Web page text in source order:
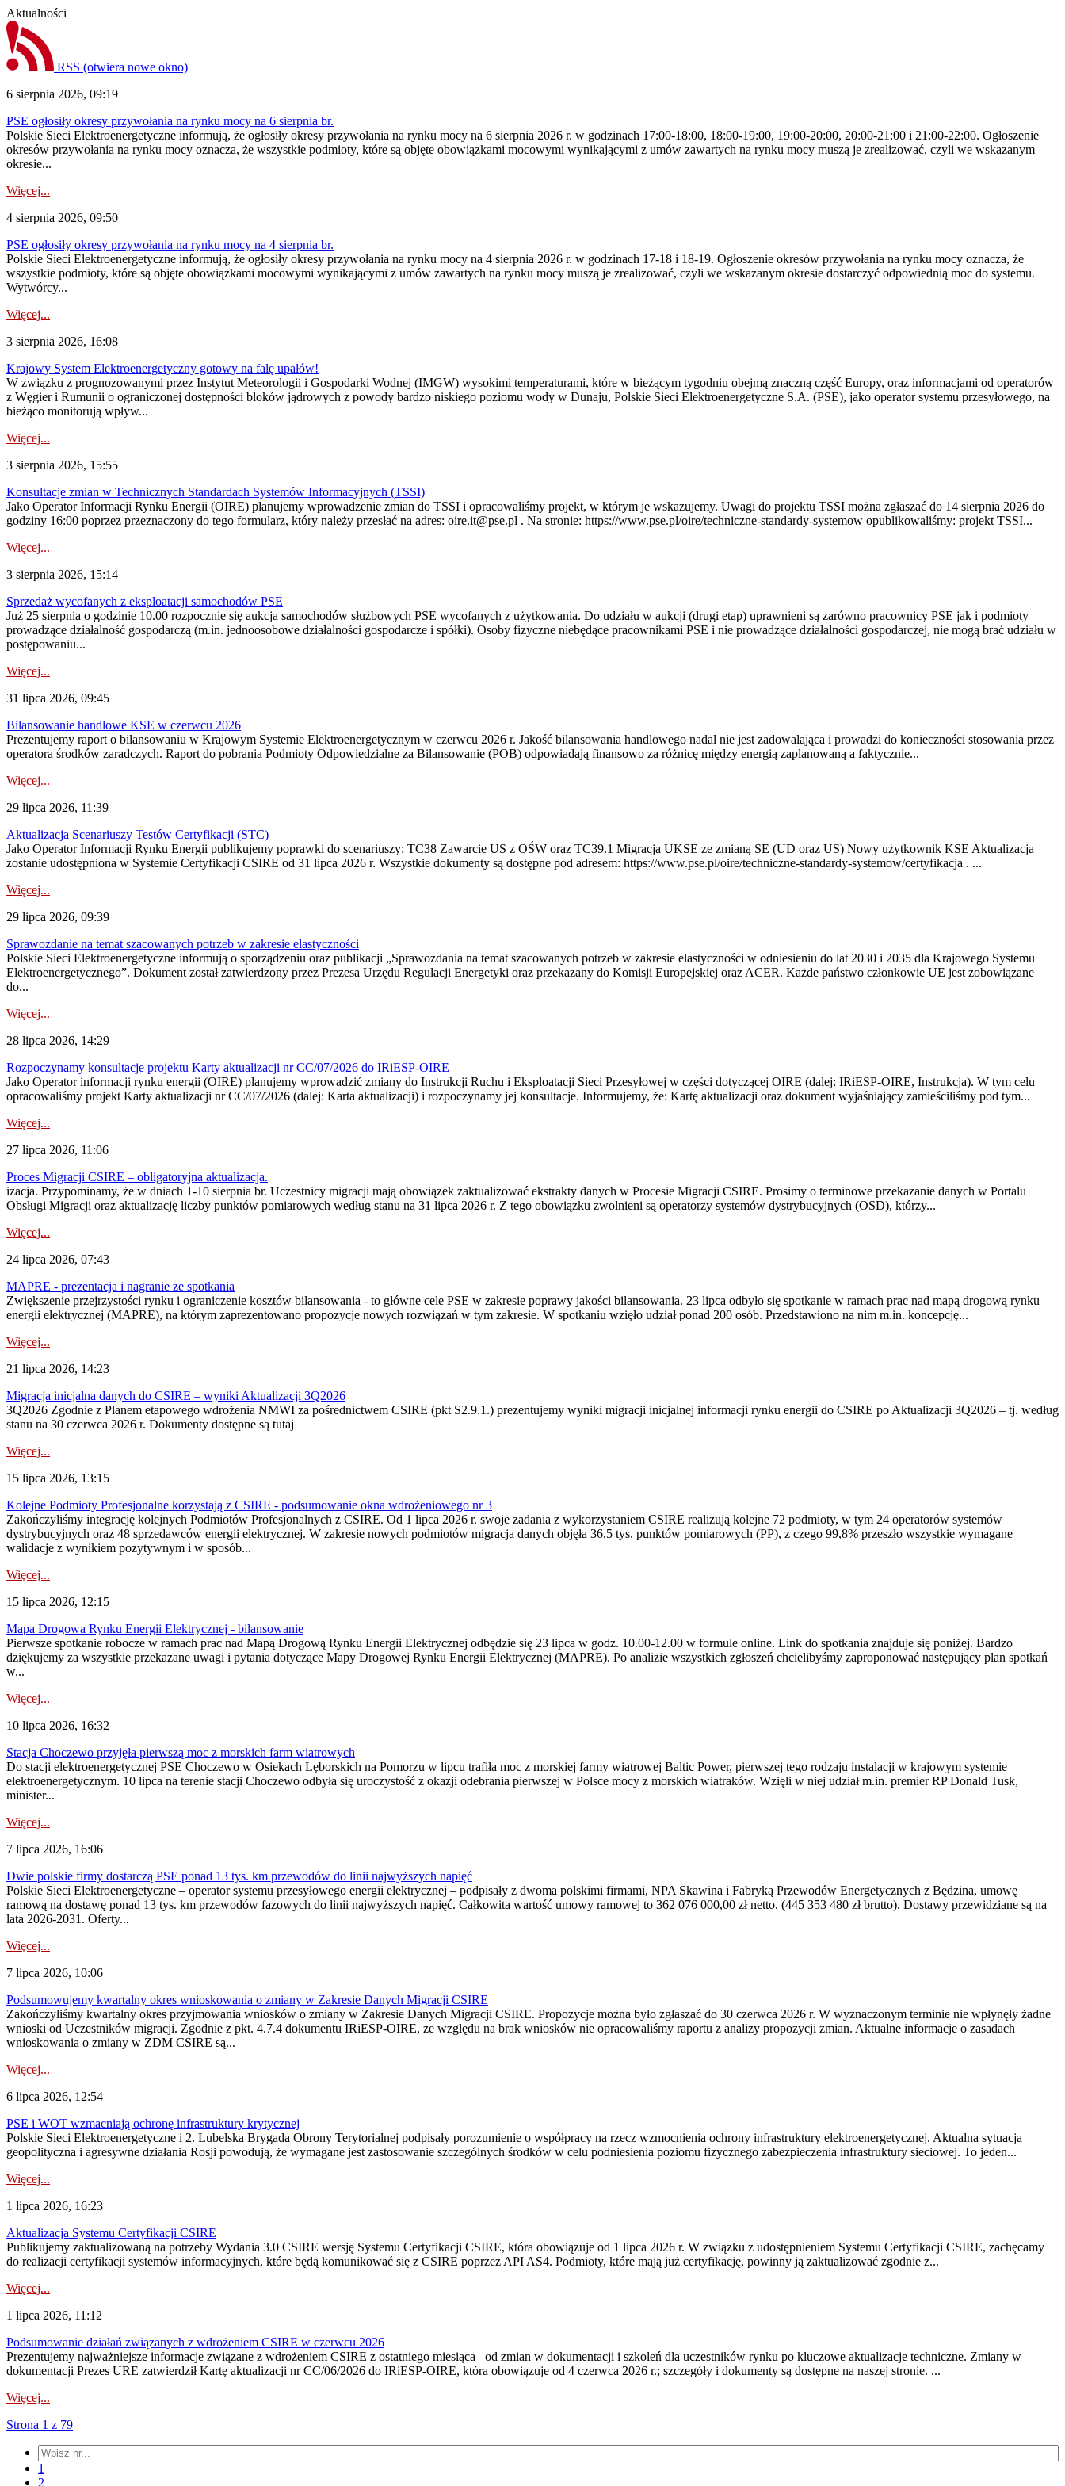
Aktualności
RSS (otwiera nowe okno)
6 sierpnia 2026, 09:19
PSE ogłosiły okresy przywołania na rynku mocy na 6 sierpnia br.
Polskie Sieci Elektroenergetyczne informują, że ogłosiły okresy przywołania na rynku mocy na 6 sierpnia 2026 r. w godzinach 17:00-18:00, 18:00-19:00, 19:00-20:00, 20:00-21:00 i 21:00-22:00. Ogłoszenie
okresów przywołania na rynku mocy oznacza, że wszystkie podmioty, które są objęte obowiązkami mocowymi wynikającymi z umów zawartych na rynku mocy muszą je zrealizować, czyli we wskazanym
okresie...
Więcej...
4 sierpnia 2026, 09:50
PSE ogłosiły okresy przywołania na rynku mocy na 4 sierpnia br.
Polskie Sieci Elektroenergetyczne informują, że ogłosiły okresy przywołania na rynku mocy na 4 sierpnia 2026 r. w godzinach 17-18 i 18-19. Ogłoszenie okresów przywołania na rynku mocy oznacza, że
wszystkie podmioty, które są objęte obowiązkami mocowymi wynikającymi z umów zawartych na rynku mocy muszą je zrealizować, czyli we wskazanym okresie dostarczyć odpowiednią moc do systemu.
Wytwórcy...
Więcej...
3 sierpnia 2026, 16:08
Krajowy System Elektroenergetyczny gotowy na falę upałów!
W związku z prognozowanymi przez Instytut Meteorologii i Gospodarki Wodnej (IMGW) wysokimi temperaturami, które w bieżącym tygodniu obejmą znaczną część Europy, oraz informacjami od operatorów
z Węgier i Rumunii o ograniczonej dostępności bloków jądrowych z powody bardzo niskiego poziomu wody w Dunaju, Polskie Sieci Elektroenergetyczne S.A. (PSE), jako operator systemu przesyłowego, na
bieżąco monitorują wpływ...
Więcej...
3 sierpnia 2026, 15:55
Konsultacje zmian w Technicznych Standardach Systemów Informacyjnych (TSSI)
Jako Operator Informacji Rynku Energii (OIRE) planujemy wprowadzenie zmian do TSSI i opracowaliśmy projekt, w którym je wskazujemy. Uwagi do projektu TSSI można zgłaszać do 14 sierpnia 2026 do
godziny 16:00 poprzez przeznaczony do tego formularz, który należy przesłać na adres: oire.it@pse.pl . Na stronie: https://www.pse.pl/oire/techniczne-standardy-systemow opublikowaliśmy: projekt TSSI...
Więcej...
3 sierpnia 2026, 15:14
Sprzedaż wycofanych z eksploatacji samochodów PSE
Już 25 sierpnia o godzinie 10.00 rozpocznie się aukcja samochodów służbowych PSE wycofanych z użytkowania. Do udziału w aukcji (drugi etap) uprawnieni są zarówno pracownicy PSE jak i podmioty
prowadzące działalność gospodarczą (m.in. jednoosobowe działalności gospodarcze i spółki). Osoby fizyczne niebędące pracownikami PSE i nie prowadzące działalności gospodarczej, nie mogą brać udziału w
postępowaniu...
Więcej...
31 lipca 2026, 09:45
Bilansowanie handlowe KSE w czerwcu 2026
Prezentujemy raport o bilansowaniu w Krajowym Systemie Elektroenergetycznym w czerwcu 2026 r. Jakość bilansowania handlowego nadal nie jest zadowalająca i prowadzi do konieczności stosowania przez
operatora środków zaradczych. Raport do pobrania Podmioty Odpowiedzialne za Bilansowanie (POB) odpowiadają finansowo za różnicę między energią zaplanowaną a faktycznie...
Więcej...
29 lipca 2026, 11:39
Aktualizacja Scenariuszy Testów Certyfikacji (STC)
Jako Operator Informacji Rynku Energii publikujemy poprawki do scenariuszy: TC38 Zawarcie US z OŚW oraz TC39.1 Migracja UKSE ze zmianą SE (UD oraz US) Nowy użytkownik KSE Aktualizacja
zostanie udostępniona w Systemie Certyfikacji CSIRE od 31 lipca 2026 r. Wszystkie dokumenty są dostępne pod adresem: https://www.pse.pl/oire/techniczne-standardy-systemow/certyfikacja . ...
Więcej...
29 lipca 2026, 09:39
Sprawozdanie na temat szacowanych potrzeb w zakresie elastyczności
Polskie Sieci Elektroenergetyczne informują o sporządzeniu oraz publikacji „Sprawozdania na temat szacowanych potrzeb w zakresie elastyczności w odniesieniu do lat 2030 i 2035 dla Krajowego Systemu
Elektroenergetycznego”. Dokument został zatwierdzony przez Prezesa Urzędu Regulacji Energetyki oraz przekazany do Komisji Europejskiej oraz ACER. Każde państwo członkowie UE jest zobowiązane
do...
Więcej...
28 lipca 2026, 14:29
Rozpoczynamy konsultacje projektu Karty aktualizacji nr CC/07/2026 do IRiESP-OIRE
Jako Operator informacji rynku energii (OIRE) planujemy wprowadzić zmiany do Instrukcji Ruchu i Eksploatacji Sieci Przesyłowej w części dotyczącej OIRE (dalej: IRiESP-OIRE, Instrukcja). W tym celu
opracowaliśmy projekt Karty aktualizacji nr CC/07/2026 (dalej: Karta aktualizacji) i rozpoczynamy jej konsultacje. Informujemy, że: Kartę aktualizacji oraz dokument wyjaśniający zamieściliśmy pod tym...
Więcej...
27 lipca 2026, 11:06
Proces Migracji CSIRE – obligatoryjna aktualizacja.
izacja. Przypominamy, że w dniach 1-10 sierpnia br. Uczestnicy migracji mają obowiązek zaktualizować ekstrakty danych w Procesie Migracji CSIRE. Prosimy o terminowe przekazanie danych w Portalu
Obsługi Migracji oraz aktualizację liczby punktów pomiarowych według stanu na 31 lipca 2026 r. Z tego obowiązku zwolnieni są operatorzy systemów dystrybucyjnych (OSD), którzy...
Więcej...
24 lipca 2026, 07:43
MAPRE - prezentacja i nagranie ze spotkania
Zwiększenie przejrzystości rynku i ograniczenie kosztów bilansowania - to główne cele PSE w zakresie poprawy jakości bilansowania. 23 lipca odbyło się spotkanie w ramach prac nad mapą drogową rynku
energii elektrycznej (MAPRE), na którym zaprezentowano propozycje nowych rozwiązań w tym zakresie. W spotkaniu wzięło udział ponad 200 osób. Przedstawiono na nim m.in. koncepcję...
Więcej...
21 lipca 2026, 14:23
Migracja inicjalna danych do CSIRE – wyniki Aktualizacji 3Q2026
3Q2026 Zgodnie z Planem etapowego wdrożenia NMWI za pośrednictwem CSIRE (pkt S2.9.1.) prezentujemy wyniki migracji inicjalnej informacji rynku energii do CSIRE po Aktualizacji 3Q2026 – tj. według
stanu na 30 czerwca 2026 r. Dokumenty dostępne są tutaj
Więcej...
15 lipca 2026, 13:15
Kolejne Podmioty Profesjonalne korzystają z CSIRE - podsumowanie okna wdrożeniowego nr 3
Zakończyliśmy integrację kolejnych Podmiotów Profesjonalnych z CSIRE. Od 1 lipca 2026 r. swoje zadania z wykorzystaniem CSIRE realizują kolejne 72 podmioty, w tym 24 operatorów systemów
dystrybucyjnych oraz 48 sprzedawców energii elektrycznej. W zakresie nowych podmiotów migracja danych objęła 36,5 tys. punktów pomiarowych (PP), z czego 99,8% przeszło wszystkie wymagane
walidacje z wynikiem pozytywnym i w sposób...
Więcej...
15 lipca 2026, 12:15
Mapa Drogowa Rynku Energii Elektrycznej - bilansowanie
Pierwsze spotkanie robocze w ramach prac nad Mapą Drogową Rynku Energii Elektrycznej odbędzie się 23 lipca w godz. 10.00-12.00 w formule online. Link do spotkania znajduje się poniżej. Bardzo
dziękujemy za wszystkie przekazane uwagi i pytania dotyczące Mapy Drogowej Rynku Energii Elektrycznej (MAPRE). Po analizie wszystkich zgłoszeń chcielibyśmy zaproponować następujący plan spotkań
w...
Więcej...
10 lipca 2026, 16:32
Stacja Choczewo przyjęła pierwszą moc z morskich farm wiatrowych
Do stacji elektroenergetycznej PSE Choczewo w Osiekach Lęborskich na Pomorzu w lipcu trafiła moc z morskiej farmy wiatrowej Baltic Power, pierwszej tego rodzaju instalacji w krajowym systemie
elektroenergetycznym. 10 lipca na terenie stacji Choczewo odbyła się uroczystość z okazji odebrania pierwszej w Polsce mocy z morskich wiatraków. Wzięli w niej udział m.in. premier RP Donald Tusk,
minister...
Więcej...
7 lipca 2026, 16:06
Dwie polskie firmy dostarczą PSE ponad 13 tys. km przewodów do linii najwyższych napięć
Polskie Sieci Elektroenergetyczne – operator systemu przesyłowego energii elektrycznej – podpisały z dwoma polskimi firmami, NPA Skawina i Fabryką Przewodów Energetycznych z Będzina, umowę
ramową na dostawę ponad 13 tys. km przewodów fazowych do linii najwyższych napięć. Całkowita wartość umowy ramowej to 362 076 000,00 zł netto. (445 353 480 zł brutto). Dostawy przewidziane są na
lata 2026-2031. Oferty...
Więcej...
7 lipca 2026, 10:06
Podsumowujemy kwartalny okres wnioskowania o zmiany w Zakresie Danych Migracji CSIRE
Zakończyliśmy kwartalny okres przyjmowania wniosków o zmiany w Zakresie Danych Migracji CSIRE. Propozycje można było zgłaszać do 30 czerwca 2026 r. W wyznaczonym terminie nie wpłynęły żadne
wnioski od Uczestników migracji. Zgodnie z pkt. 4.7.4 dokumentu IRiESP-OIRE, ze względu na brak wniosków nie opracowaliśmy raportu z analizy propozycji zmian. Aktualne informacje o zasadach
wnioskowania o zmiany w ZDM CSIRE są...
Więcej...
6 lipca 2026, 12:54
PSE i WOT wzmacniają ochronę infrastruktury krytycznej
Polskie Sieci Elektroenergetyczne i 2. Lubelska Brygada Obrony Terytorialnej podpisały porozumienie o współpracy na rzecz wzmocnienia ochrony infrastruktury elektroenergetycznej. Aktualna sytuacja
geopolityczna i agresywne działania Rosji powodują, że wymagane jest zastosowanie szczególnych środków w celu podniesienia poziomu fizycznego zabezpieczenia infrastruktury sieciowej. To jeden...
Więcej...
1 lipca 2026, 16:23
Aktualizacja Systemu Certyfikacji CSIRE
Publikujemy zaktualizowaną na potrzeby Wydania 3.0 CSIRE wersję Systemu Certyfikacji CSIRE, która obowiązuje od 1 lipca 2026 r. W związku z udostępnieniem Systemu Certyfikacji CSIRE, zachęcamy
do realizacji certyfikacji systemów informacyjnych, które będą komunikować się z CSIRE poprzez API AS4. Podmioty, które mają już certyfikację, powinny ją zaktualizować zgodnie z...
Więcej...
1 lipca 2026, 11:12
Podsumowanie działań związanych z wdrożeniem CSIRE w czerwcu 2026
Prezentujemy najważniejsze informacje związane z wdrożeniem CSIRE z ostatniego miesiąca –od zmian w dokumentacji i szkoleń dla uczestników rynku po kluczowe aktualizacje techniczne. Zmiany w
dokumentacji Prezes URE zatwierdził Kartę aktualizacji nr CC/06/2026 do IRiESP‑OIRE, która obowiązuje od 4 czerwca 2026 r.; szczegóły i dokumenty są dostępne na naszej stronie. ...
Więcej...
Strona 1 z 79
1
2